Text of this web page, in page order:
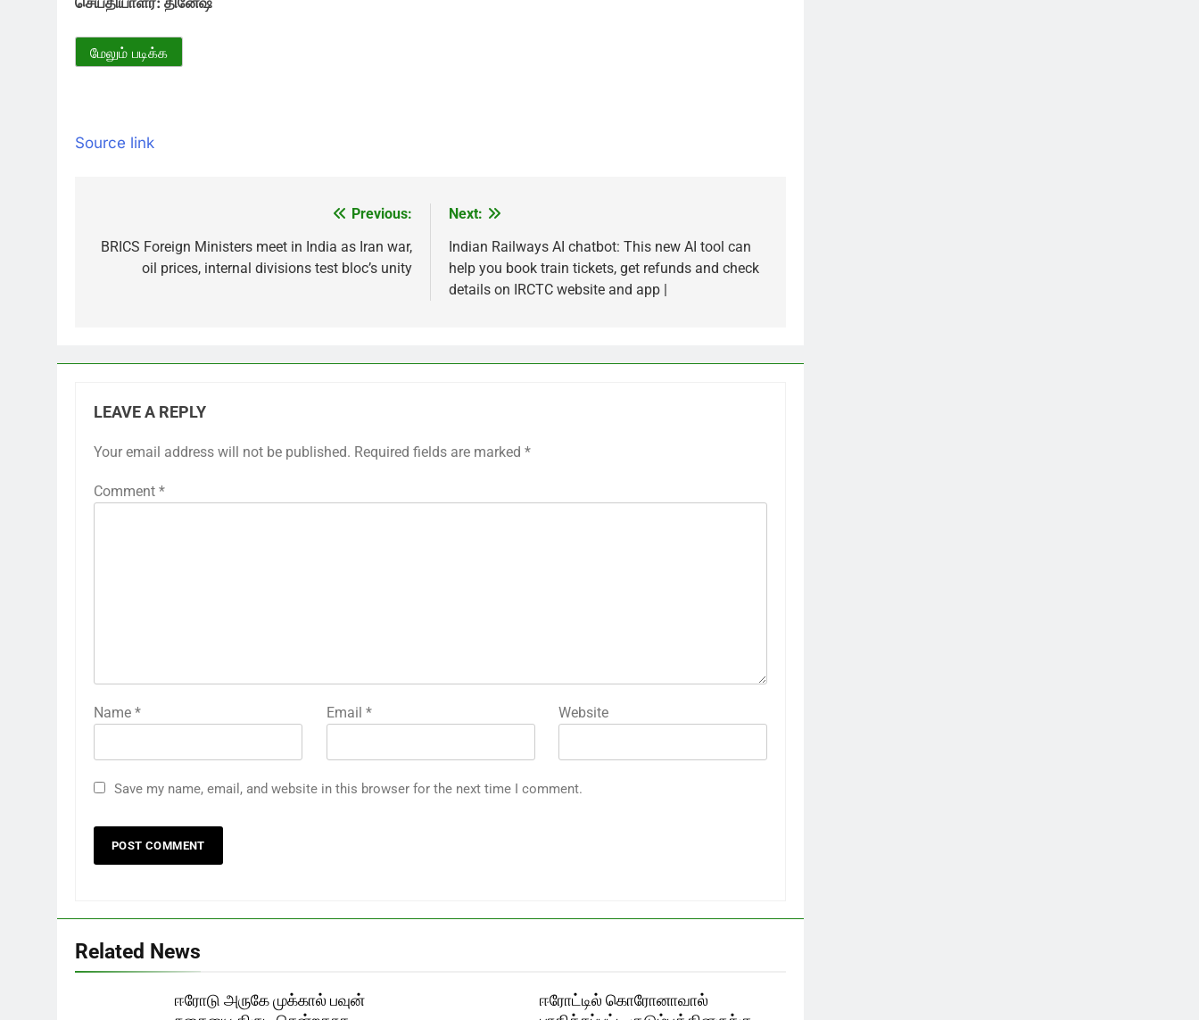
மேலும் படிக்க
Source link
navigation
Previous:
BRICS Foreign Ministers meet in India as Iran war,
oil prices, internal divisions test bloc’s unity
Next:
Indian Railways AI chatbot: This new AI tool can
help you book train tickets, get refunds and check
details on IRCTC website and app |
LEAVE A REPLY
Your email address will not be published. Required fields are marked *
Comment *
Name * Email * Website
Save my name, email, and website in this browser for the next time I comment.
Related News
ஈரோடு அருகே முக்கால் பவுன்
ஈரோட்டில் கொரோனாவால்